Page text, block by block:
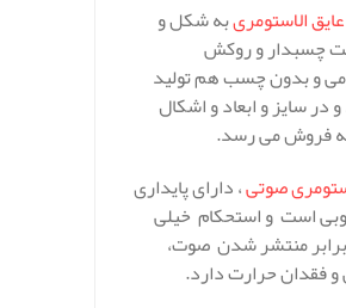
عایق الاستومریبه شکل و
چسبدار و روکش
و بدون چسب هم تولید
سایز و ابعاد و اشکال
فروش می رسد.
صوتی، دارای پایداری
است و استحکام خیلی
منتشر شدن صوت،
فقدان حرارت دارد.